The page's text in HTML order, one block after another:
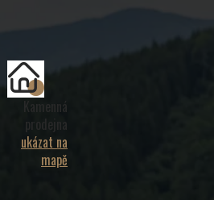
Kamenná
prodejna
ukázat na
mapě